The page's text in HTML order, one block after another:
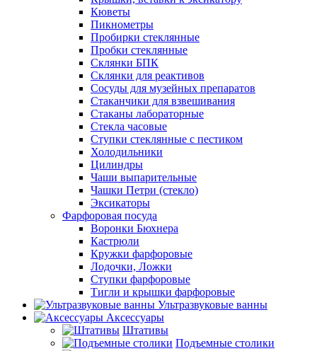
Кюветы
Пикнометры
Пробирки стеклянные
Пробки стеклянные
Склянки БПК
Склянки для реактивов
Сосуды для музейных препаратов
Стаканчики для взвешивания
Стаканы лабораторные
Стекла часовые
Ступки стеклянные с пестиком
Холодильники
Цилиндры
Чаши выпарительные
Чашки Петри (стекло)
Эксикаторы
Фарфоровая посуда
Воронки Бюхнера
Кастрюли
Кружки фарфоровые
Лодочки, Ложки
Ступки фарфоровые
Тигли и крышки фарфоровые
Ультразвуковые ванны
Аксессуары
Штативы
Подъемные столики